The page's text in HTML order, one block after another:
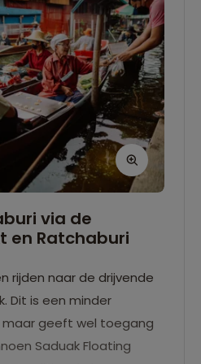
via de
en Ratchaburi
rijden naar de drijvende
Dit is een minder
geeft wel toegang
Saduak Floating